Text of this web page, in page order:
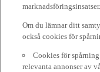
marknadsföringsinsatser.
Om du lämnar ditt
också cookies för
Cookies för
relevanta annonser av